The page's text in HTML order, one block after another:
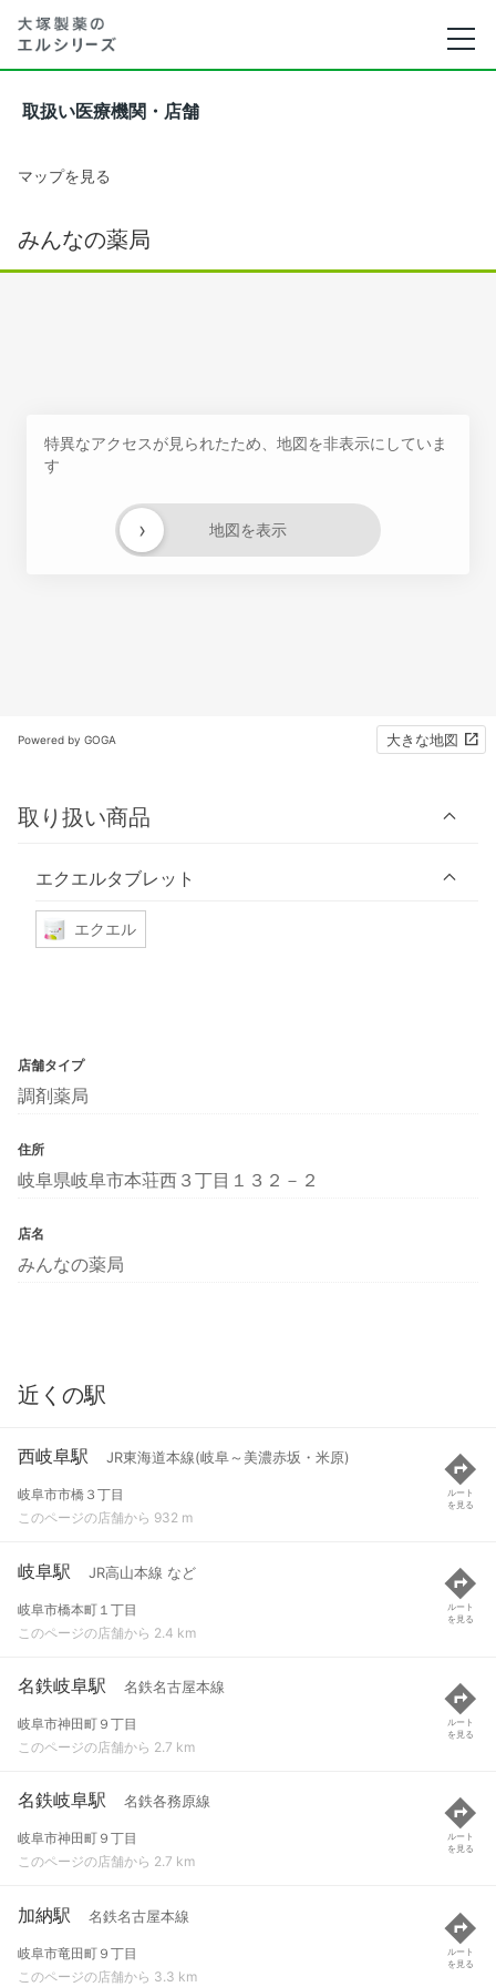
取扱い医療機関・店舗
マップを見る
みんなの薬局
特異なアクセスが見られたため、地図を非表示にしていま
す
地図を表示
›
Powered by GOGA 大きな地図
取り扱い商品
エクエルタブレット
エクエル
店舗タイプ
調剤薬局
住所
岐阜県岐阜市本荘西３丁目１３２－２
店名
みんなの薬局
近くの駅
西岐阜駅 JR東海道本線(岐阜～美濃赤坂・米原)
岐阜市市橋３丁目
このページの店舗から 932 m
ルート
を見る
岐阜駅 JR高山本線 など
岐阜市橋本町１丁目
このページの店舗から 2.4 km
ルート
を見る
名鉄岐阜駅 名鉄名古屋本線
岐阜市神田町９丁目
このページの店舗から 2.7 km
ルート
を見る
名鉄岐阜駅 名鉄各務原線
岐阜市神田町９丁目
このページの店舗から 2.7 km
ルート
を見る
加納駅 名鉄名古屋本線
岐阜市竜田町９丁目
このページの店舗から 3.3 km
ルート
を見る